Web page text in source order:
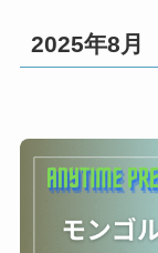
2025年8月